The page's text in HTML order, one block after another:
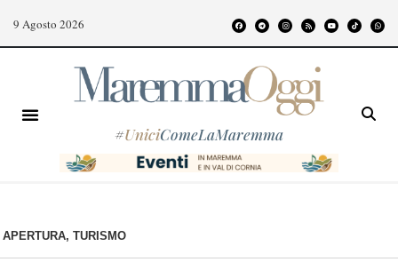
9 Agosto 2026
#UniciComeLaMaremma
APERTURA, TURISMO